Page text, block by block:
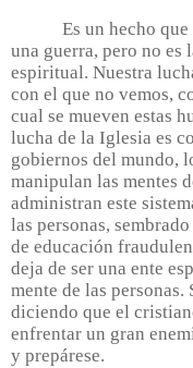
Es un hecho
una guerra, pero no
espiritual. Nuestra
con el que no vemos,
cual se mueven estas
lucha de la Iglesia es
gobiernos del mundo,
manipulan las mentes
administran este
las personas,
de educación
deja de ser una ente
mente de las personas.
diciendo que el
enfrentar un gran
y prepárese.